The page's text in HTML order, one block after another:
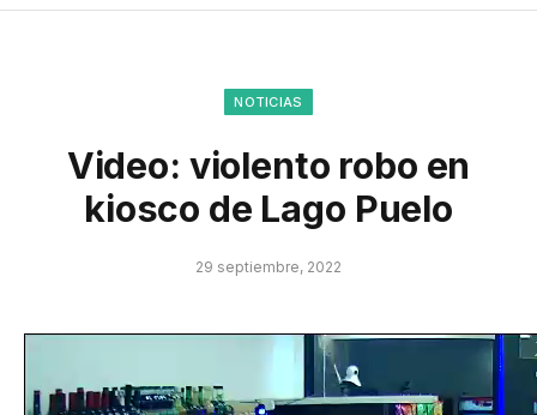
NOTICIAS
Video: violento robo en
kiosco de Lago Puelo
29 septiembre, 2022